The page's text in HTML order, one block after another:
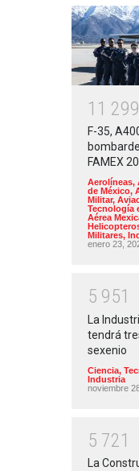
1 1 299
F-35,
FAMEX
Aerolíneas,
de México,
Militar,
Tecnología
Aérea
Militares,
enero 23,
5 951
La
tendrá
sexenio
Ciencia,
Industria
noviembre
5 721
La